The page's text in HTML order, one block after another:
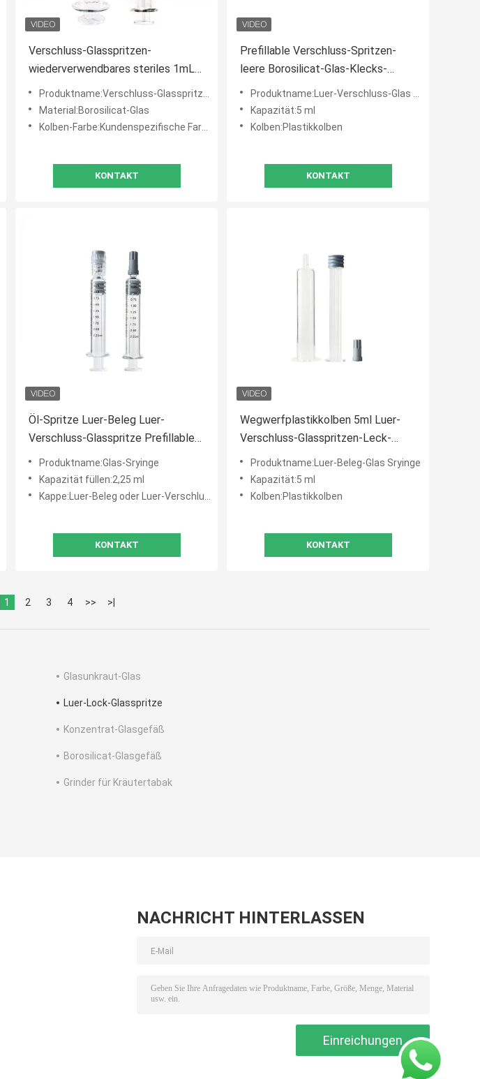
Verschluss-Glasspritzen-
wiederverwendbares steriles 1mL
Luer für CBD-Öl
Produktname:Verschluss-Glasspritze 1mL Luer
Material:Borosilicat-Glas
Kolben-Farbe:Kundenspezifische Farbe
KONTAKT
Prefillable Verschluss-Spritzen-
leere Borosilicat-Glas-Klecks-
Spritzen 5 ml Luer
Produktname:Luer-Verschluss-Glas Sryinge
Kapazität:5 ml
Kolben:Plastikkolben
KONTAKT
Öl-Spritze Luer-Beleg Luer-
Verschluss-Glasspritze Prefillable-
Hanf-CBD
Produktname:Glas-Sryinge
Kapazität füllen:2,25 ml
Kappe:Luer-Beleg oder Luer-Verschluss
KONTAKT
Wegwerfplastikkolben 5ml Luer-
Verschluss-Glasspritzen-Leck-
Beweis
Produktname:Luer-Beleg-Glas Sryinge
Kapazität:5 ml
Kolben:Plastikkolben
KONTAKT
1 2 3 4 >> >|
Glasunkraut-Glas
Luer-Lock-Glasspritze
Konzentrat-Glasgefäß
Borosilicat-Glasgefäß
Grinder für Kräutertabak
NACHRICHT HINTERLASSEN